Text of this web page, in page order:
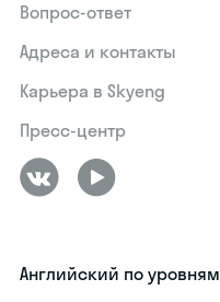
Вопрос-ответ
Адреса и контакты
Карьера в Skyeng
Пресс-центр
Английский по уровням